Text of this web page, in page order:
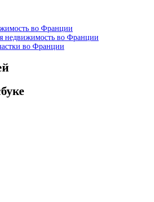
во Франции
недвижимость во Франции
во Франции